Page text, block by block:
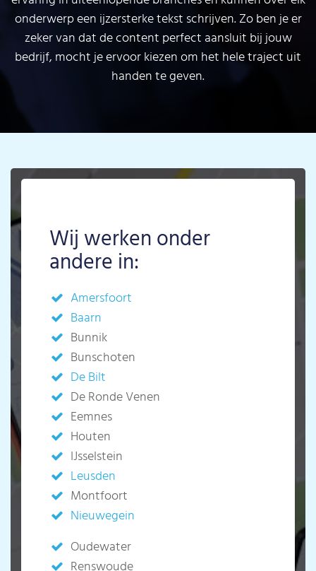
onderwerp een ijzersterke tekst schrijven. Zo ben je er
zeker van dat de content perfect aansluit bij jouw
bedrijf, mocht je ervoor kiezen om het hele traject uit
handen te geven.
Wij werken onder
andere in:
Amersfoort
Baarn
Bunnik
Bunschoten
De Bilt
De Ronde Venen
Eemnes
Houten
IJsselstein
Leusden
Montfoort
Nieuwegein
Oudewater